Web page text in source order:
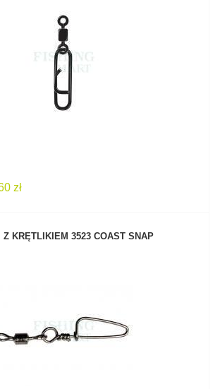
ZOBACZ PRODUKT
zł
Z KRĘTLIKIEM 3523 COAST SNAP